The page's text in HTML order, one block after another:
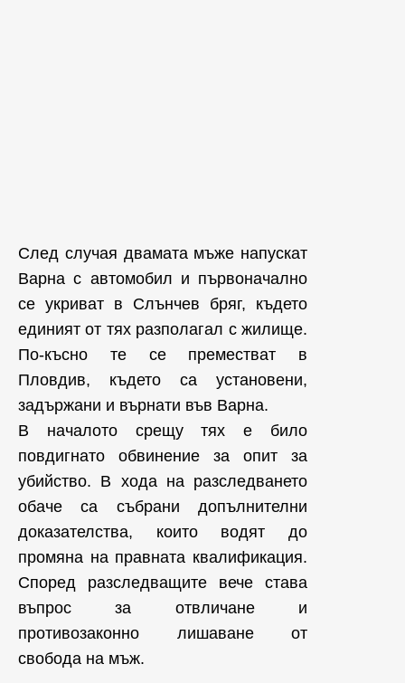
След случая двамата мъже напускат
Варна с автомобил и първоначално
се укриват в Слънчев бряг, където
единият от тях разполагал с жилище.
По-късно те се преместват в
Пловдив, където са установени,
задържани и върнати във Варна.
В началото срещу тях е било
повдигнато обвинение за опит за
убийство. В хода на разследването
обаче са събрани допълнителни
доказателства, които водят до
промяна на правната квалификация.
Според разследващите вече става
въпрос за отвличане и
противозаконно лишаване от
свобода на мъж.